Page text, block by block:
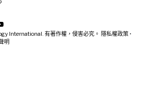
International. 有著作權，侵害必究。 隱私權政策 •
明